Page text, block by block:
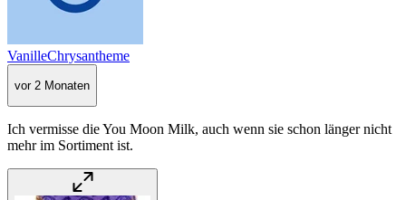
VanilleChrysantheme
vor 2 Monaten
Ich vermisse die You Moon Milk, auch wenn sie schon länger nicht
mehr im Sortiment ist.